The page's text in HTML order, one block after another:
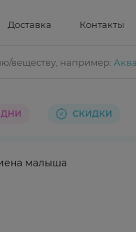
Доставка Контакты
веществу, например:
ДНИ СКИДКИ
малыша